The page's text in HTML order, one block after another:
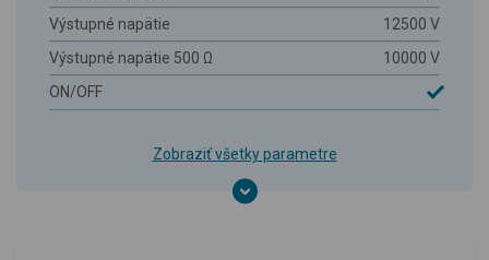
Výstupné napätie
12500 V
Výstupné napätie 500 Ω
10000 V
ON/OFF
Zobraziť všetky parametre